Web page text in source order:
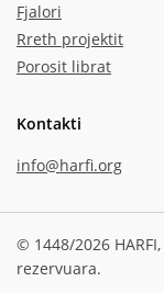
Fjalori
Rreth projektit
Porosit librat
Kontakti
info@harfi.org
© 1448/2026 HARFI,
rezervuara.